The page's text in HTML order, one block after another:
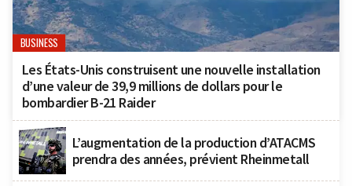
BUSINESS
Les États-Unis construisent une nouvelle installation
d’une valeur de 39,9 millions de dollars pour le
bombardier B-21 Raider
L’augmentation de la production d’ATACMS
prendra des années, prévient Rheinmetall